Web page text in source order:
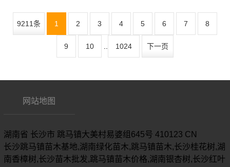
9211条 1 2 3 4 5 6 7 8
9 10 .. 1024 下一页
网站地图
湖南省 长沙市 跳马镇大美村易婆组645号 410123 CN
长沙跳马镇苗木基地,湖南绿化苗木,跳马镇苗木,长沙桂花树,湖
南香樟树,长沙苗木批发,跳马镇苗木价格,湖南银杏树,长沙红叶